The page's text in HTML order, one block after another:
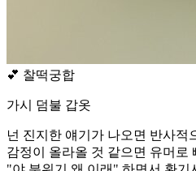
💕 찰떡궁합
가시 덤불 갑옷
넌 진지한 얘기가 나오면 반사
감정이 올라올 것 같으면 유머로